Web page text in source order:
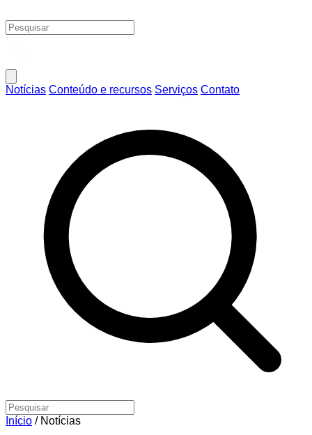
Notícias Conteúdo e recursos Serviços Contato
Início / Notícias